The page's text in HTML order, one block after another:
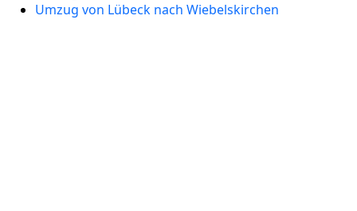
Umzug von Lübeck nach Wiebelskirchen